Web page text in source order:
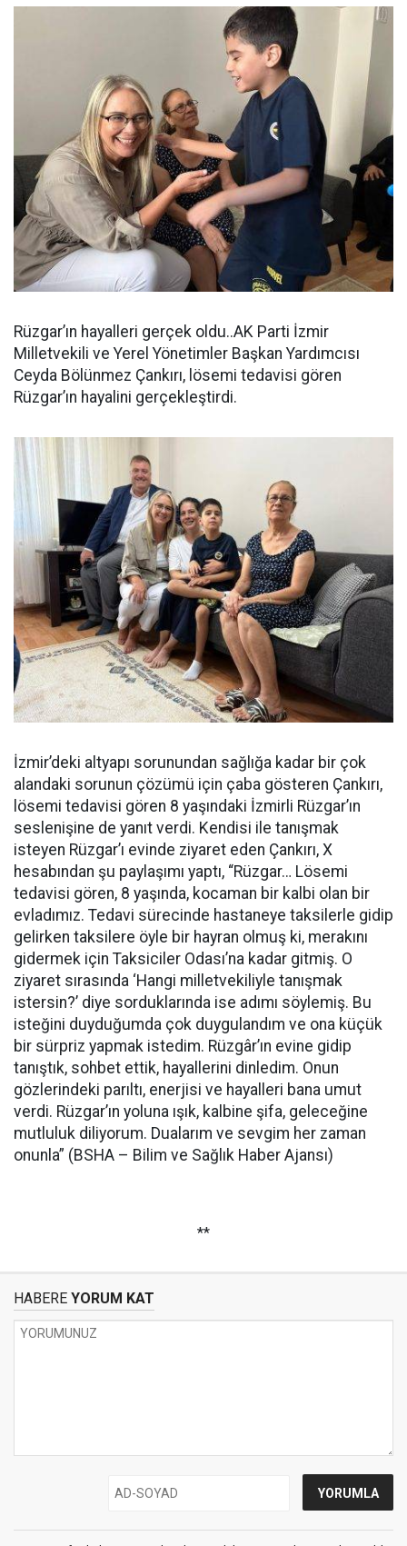
Rüzgar’ın hayalleri gerçek oldu..AK Parti İzmir
Milletvekili ve Yerel Yönetimler Başkan Yardımcısı
Ceyda Bölünmez Çankırı, lösemi tedavisi gören
Rüzgar’ın hayalini gerçekleştirdi.
İzmir’deki altyapı sorunundan sağlığa kadar bir çok
alandaki sorunun çözümü için çaba gösteren Çankırı,
lösemi tedavisi gören 8 yaşındaki İzmirli Rüzgar’ın
seslenişine de yanıt verdi. Kendisi ile tanışmak
isteyen Rüzgar’ı evinde ziyaret eden Çankırı, X
hesabından şu paylaşımı yaptı, “Rüzgar… Lösemi
tedavisi gören, 8 yaşında, kocaman bir kalbi olan bir
evladımız. Tedavi sürecinde hastaneye taksilerle gidip
gelirken taksilere öyle bir hayran olmuş ki, merakını
gidermek için Taksiciler Odası’na kadar gitmiş. O
ziyaret sırasında ‘Hangi milletvekiliyle tanışmak
istersin?’ diye sorduklarında ise adımı söylemiş. Bu
isteğini duyduğumda çok duygulandım ve ona küçük
bir sürpriz yapmak istedim. Rüzgâr’ın evine gidip
tanıştık, sohbet ettik, hayallerini dinledim. Onun
gözlerindeki parıltı, enerjisi ve hayalleri bana umut
verdi. Rüzgar’ın yoluna ışık, kalbine şifa, geleceğine
mutluluk diliyorum. Dualarım ve sevgim her zaman
onunla” (BSHA – Bilim ve Sağlık Haber Ajansı)
**
HABERE YORUM KAT